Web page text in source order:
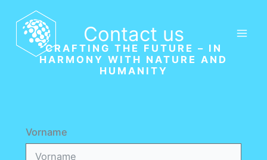
content
Contact us
CRAFTING THE FUTURE – IN
HARMONY WITH NATURE AND
HUMANITY
Vorname